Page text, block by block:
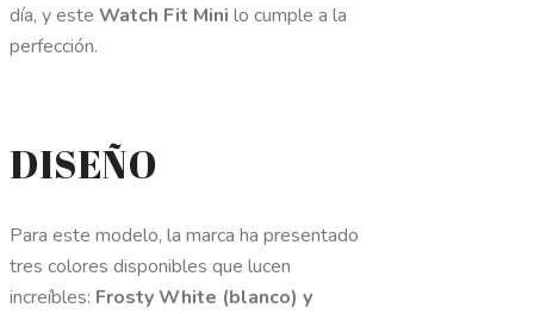
día, y este Watch Fit Mini lo cumple a la
perfección.
DISEÑO
Para este modelo, la marca ha presentado
tres colores disponibles que lucen
increíbles: Frosty White (blanco) y